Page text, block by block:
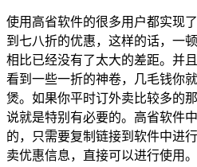
使用高省软件的很多用户都实现
到七八折的优惠，这样的话，一
相比已经没有了太大的差距。并
看到一些一折的神卷，几毛钱你
煲。如果你平时订外卖比较多的
说就是特别有必要的。高省软件
的，只需要复制链接到软件中进
卖优惠信息，直接可以进行使用。